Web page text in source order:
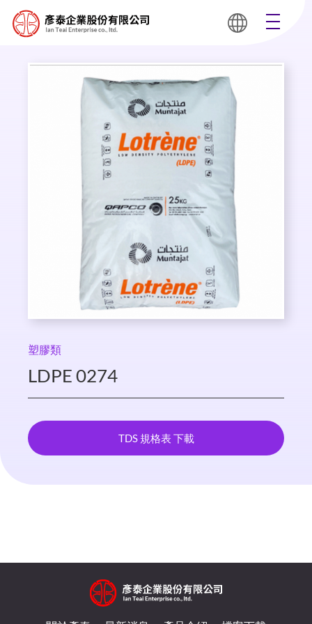
塑膠類
LDPE 0274
TDS 規格表 下載